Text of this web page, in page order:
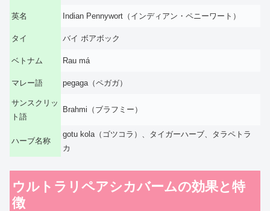
英名 Indian Pennywort（インディアン・ペニーワート）
タイ バイ ボアボック
ベトナム Rau má
マレー語 pegaga（ペガガ）
サンスクリッ
ト語
Brahmi（ブラフミー）
ハーブ名称
gotu kola（ゴツコラ）、タイガーハーブ、タラペトラ
カ
ウルトラリペアシカバームの効果と特
徴